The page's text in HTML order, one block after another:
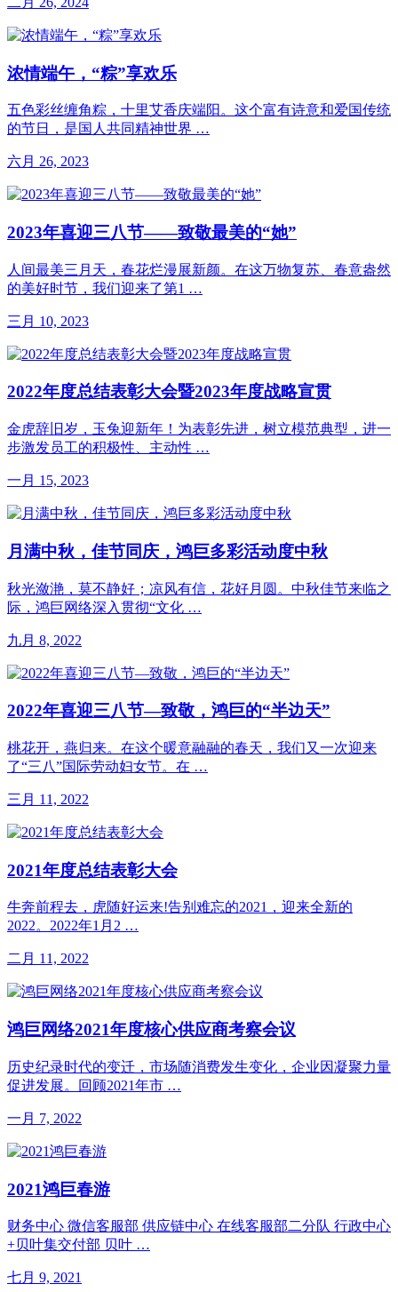
浓情端午，“粽”享欢乐
五色彩丝缠角粽，十里艾香庆端阳。这个富有诗意和爱国传统
的节日，是国人共同精神世界 …
六月 26, 2023
2023年喜迎三八节——致敬最美的“她”
人间最美三月天，春花烂漫展新颜。在这万物复苏、春意盎然
的美好时节，我们迎来了第1 …
三月 10, 2023
2022年度总结表彰大会暨2023年度战略宣贯
金虎辞旧岁，玉兔迎新年！为表彰先进，树立模范典型，进一
步激发员工的积极性、主动性 …
一月 15, 2023
月满中秋，佳节同庆，鸿巨多彩活动度中秋
秋光潋滟，莫不静好；凉风有信，花好月圆。中秋佳节来临之
际，鸿巨网络深入贯彻“文化 …
九月 8, 2022
2022年喜迎三八节—致敬，鸿巨的“半边天”
桃花开，燕归来。在这个暖意融融的春天，我们又一次迎来
了“三八”国际劳动妇女节。在 …
三月 11, 2022
2021年度总结表彰大会
牛奔前程去，虎随好运来!告别难忘的2021，迎来全新的
2022。2022年1月2 …
二月 11, 2022
鸿巨网络2021年度核心供应商考察会议
历史纪录时代的变迁，市场随消费发生变化，企业因凝聚力量
促进发展。回顾2021年市 …
一月 7, 2022
2021鸿巨春游
财务中心 微信客服部 供应链中心 在线客服部二分队 行政中心
+贝叶集交付部 贝叶 …
七月 9, 2021